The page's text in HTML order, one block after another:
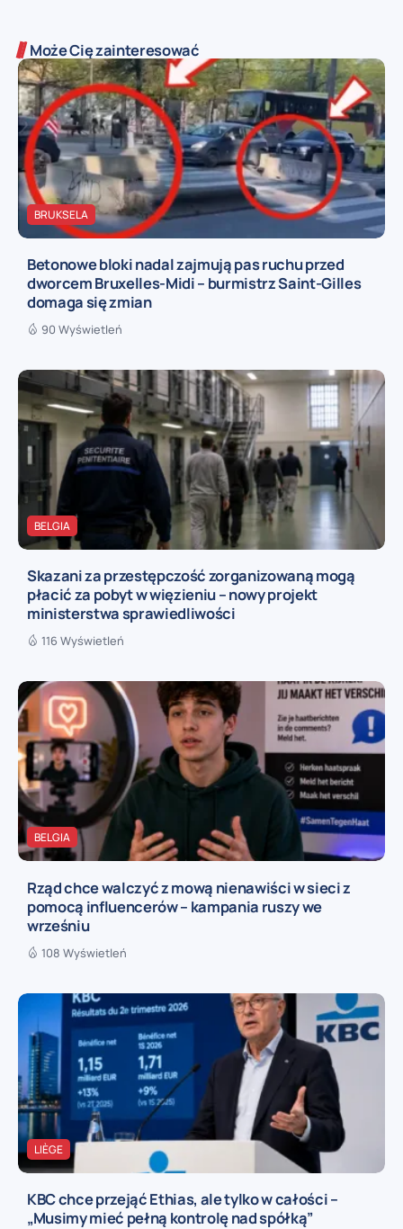
Może Cię zainteresować
BRUKSELA
Betonowe bloki nadal zajmują pas ruchu przed
dworcem Bruxelles-Midi – burmistrz Saint-Gilles
domaga się zmian
90 Wyświetleń
BELGIA
Skazani za przestępczość zorganizowaną mogą
płacić za pobyt w więzieniu – nowy projekt
ministerstwa sprawiedliwości
116 Wyświetleń
BELGIA
Rząd chce walczyć z mową nienawiści w sieci z
pomocą influencerów – kampania ruszy we
wrześniu
108 Wyświetleń
LIÈGE
KBC chce przejąć Ethias, ale tylko w całości –
„Musimy mieć pełną kontrolę nad spółką”